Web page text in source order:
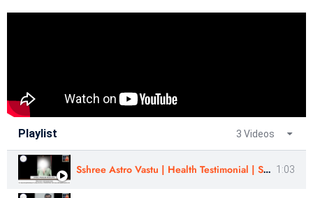
Playlist 3 Videos
Sshree Astro Vastu | Health Testimonial | Shivani 1:03